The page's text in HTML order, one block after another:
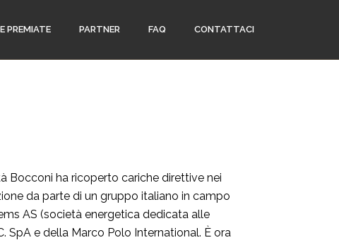
PREMIATE PARTNER FAQ CONTATTACI
Bocconi ha ricoperto cariche direttive nei
da parte di un gruppo italiano in campo
AS (società energetica dedicata alle
SpA e della Marco Polo International. È ora